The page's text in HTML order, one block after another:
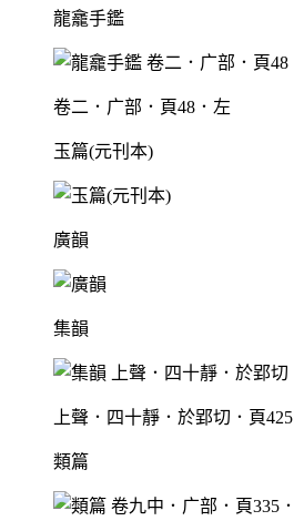
龍龕手鑑
卷二．广部．頁48．左
玉篇(元刊本)
廣韻
集韻
上聲．四十靜．於郢切．頁425
類篇